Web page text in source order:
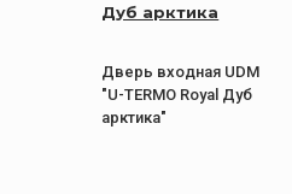
Дуб арктика
Дверь входная UDM
"U-TERMO Royal Дуб
арктика"